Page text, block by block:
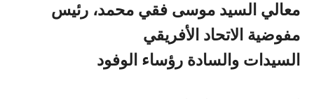
معالي السيد موسى فقي محمد، رئيس
مفوضية الاتحاد الأفريقي
السيدات والسادة رؤساء الوفود